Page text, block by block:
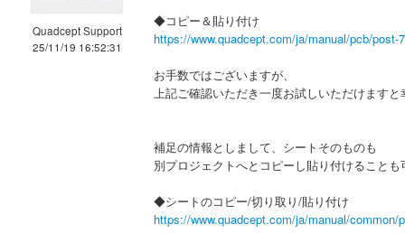
Quadcept Support
25/11/19 16:52:31
◆コピー＆貼り付け
https://www.quadcept.com/ja/manual/pcb/post-
お手数ではございますが、
上記ご確認いただき一度お試しいただけますと
補足の情報としまして、シートそのものも
別プロジェクトへとコピーし貼り付けること
◆シートのコピー/切り取り/貼り付け
https://www.quadcept.com/ja/manual/common/